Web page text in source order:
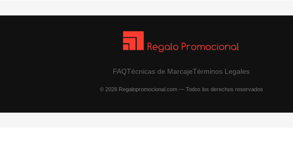
FAQTécnicas de MarcajeTérminos Legales
© 2026 Regalopromocional.com — Todos los derechos reservados